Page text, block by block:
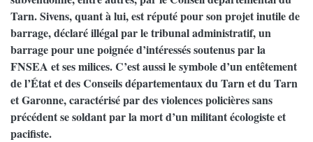
Tarn. Sivens, quant à lui, est réputé pour son projet inutile de
barrage, déclaré illégal par le tribunal administratif, un
barrage pour une poignée d’intéressés soutenus par la
FNSEA et ses milices. C’est aussi le symbole d’un entêtement
de l’État et des Conseils départementaux du Tarn et du Tarn
et Garonne, caractérisé par des violences policières sans
précédent se soldant par la mort d’un militant écologiste et
pacifiste.